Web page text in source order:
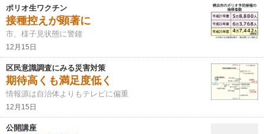
ポリオ生ワクチン
接種控えが顕著に
市、様子見状態に警鐘
12月15日
区民意識調査にみる災害対策
期待高くも満足度低く
情報源は自治体よりもテレビに偏重
12月15日
公開講座